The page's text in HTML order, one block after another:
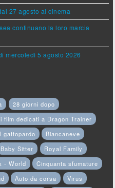
27 agosto al cinema
continuano la loro marcia
mercoledì 5 agosto 2026
28 giorni dopo
film dedicati a Dragon Trainer
gattopardo
Biancaneve
Baby Sitter
Royal Family
- World
Cinquanta sfumature
Auto da corsa
Virus